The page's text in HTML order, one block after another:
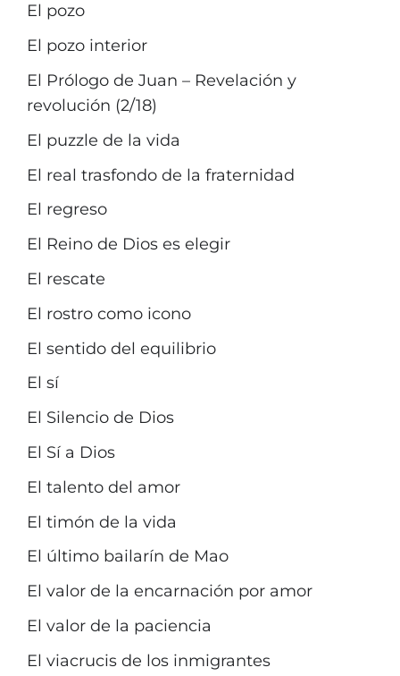
El pozo
El pozo interior
El Prólogo de Juan – Revelación y
revolución (2/18)
El puzzle de la vida
El real trasfondo de la fraternidad
El regreso
El Reino de Dios es elegir
El rescate
El rostro como icono
El sentido del equilibrio
El sí
El Silencio de Dios
El Sí a Dios
El talento del amor
El timón de la vida
El último bailarín de Mao
El valor de la encarnación por amor
El valor de la paciencia
El viacrucis de los inmigrantes